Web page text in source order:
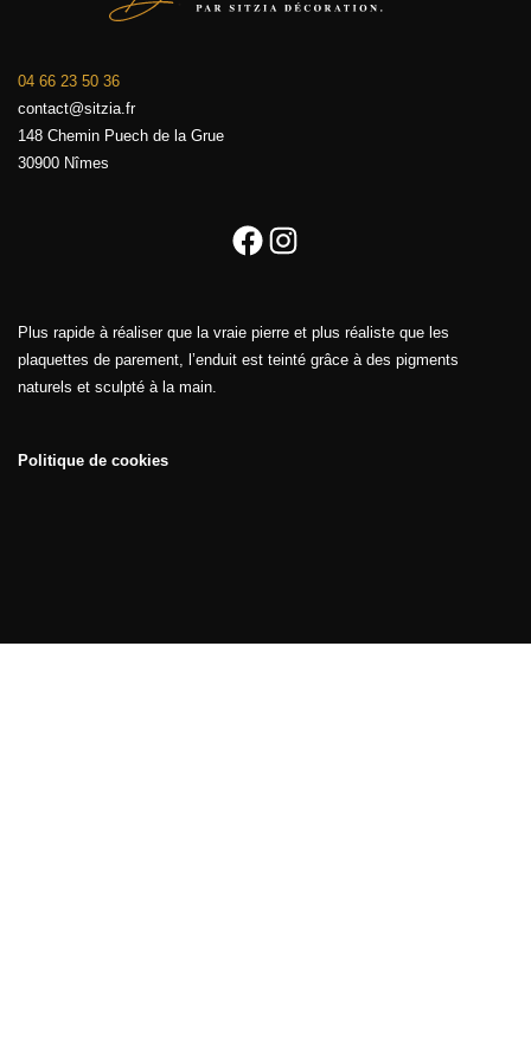
04 66 23 50 36
contact@sitzia.fr
148 Chemin Puech de la Grue
30900 Nîmes
Facebook
Instagram
Plus rapide à réaliser que la vraie pierre et plus réaliste que les
plaquettes de parement, l’enduit est teinté grâce à des pigments
naturels et sculpté à la main.
Politique de cookies